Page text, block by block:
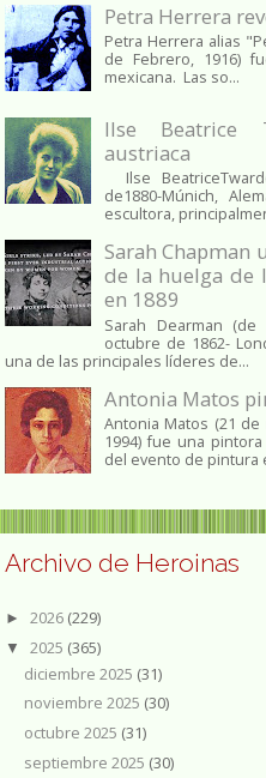
Petra Herrera
Petra Herrera alias
de Febrero, 1916)
mexicana. Las so...
Ilse Beatrice
austriaca
Ilse
de1880-Múnich,
escultora,
Sarah Chapman
de la huelga de
en 1889
Sarah Dearman
octubre de 1862​-
una de las principales líderes de...
Antonia Matos
Antonia Matos (21
1994) fue una
del evento de pintura
Archivo de Heroinas
► 2026 (229)
▼ 2025 (365)
diciembre 2025 (31)
noviembre 2025 (30)
octubre 2025 (31)
septiembre 2025 (30)